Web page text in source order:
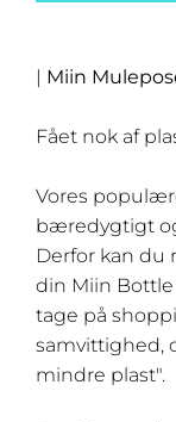
| Miin
Fået nok af
Vores
bæredygtigt
Derfor kan du
din Miin Bottle
tage på
samvittighed,
mindre plast".